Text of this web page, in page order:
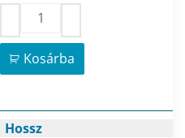
Kosárba
Hossz